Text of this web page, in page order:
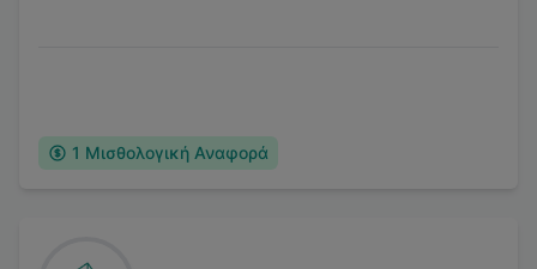
1 Μισθολογική Αναφορά